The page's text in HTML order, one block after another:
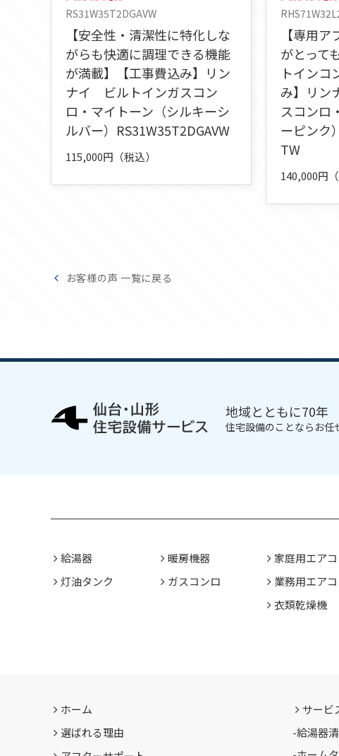
RS31W35T2DGAVW
【安全性・清潔性に特化しな
がらも快適に調理できる機能
が満載】【工事費込み】リン
ナイ ビルトインガスコン
ロ・マイトーン（シルキーシ
ルバー）RS31W35T2DGAVW
115,000円（税込）
【専用
がとって
トインコ
み】リン
スコンロ
ーピンク
TW
140,000円（
お客様の声 一覧に戻る
地域とともに70年
住宅設備のことならお任
給湯器
灯油タンク
暖房機器
ガスコンロ
家庭用エア
業務用エア
衣類乾燥機
ホーム
選ばれる理由
サービ
-給湯器